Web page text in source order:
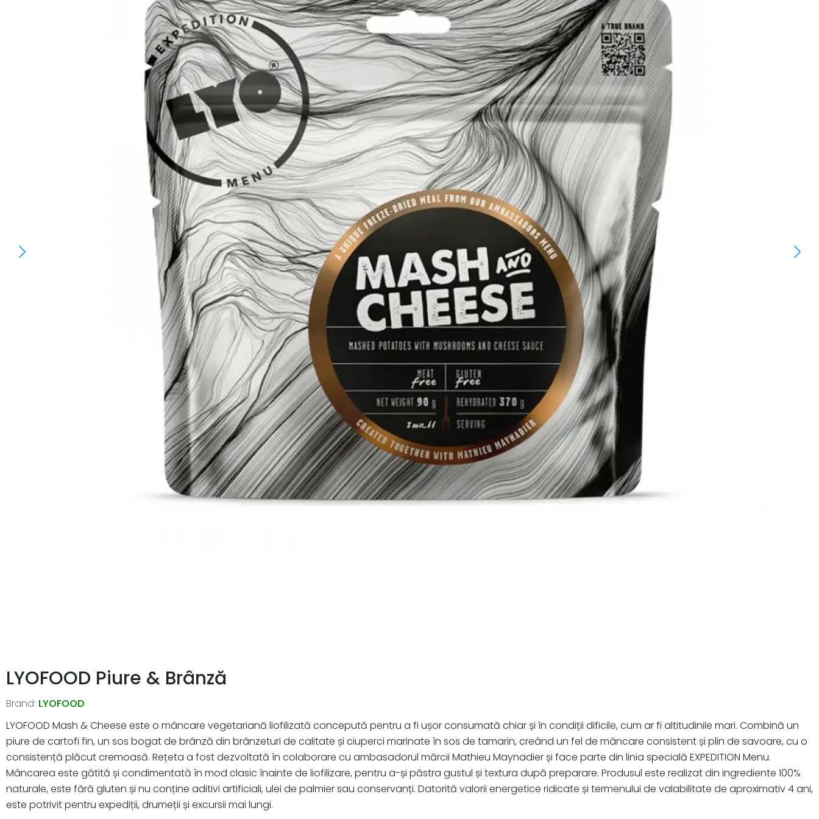
LYOFOOD Piure & Brânză
Brand: LYOFOOD
LYOFOOD Mash & Cheese este o mâncare vegetariană liofilizată concepută pentru a fi ușor consumată chiar și în condiții dificile, cum ar fi altitudinile mari. Combină un
piure de cartofi fin, un sos bogat de brânză din brânzeturi de calitate și ciuperci marinate în sos de tamarin, creând un fel de mâncare consistent și plin de savoare, cu o
consistență plăcut cremoasă. Rețeta a fost dezvoltată în colaborare cu ambasadorul mărcii Mathieu Maynadier și face parte din linia specială EXPEDITION Menu.
Mâncarea este gătită și condimentată în mod clasic înainte de liofilizare, pentru a-și păstra gustul și textura după preparare. Produsul este realizat din ingrediente 100%
naturale, este fără gluten și nu conține aditivi artificiali, ulei de palmier sau conservanți. Datorită valorii energetice ridicate și termenului de valabilitate de aproximativ 4 ani,
este potrivit pentru expediții, drumeții și excursii mai lungi.